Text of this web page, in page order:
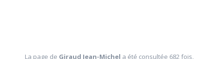
La page de Giraud Jean-Michel a été consultée 682 fois,